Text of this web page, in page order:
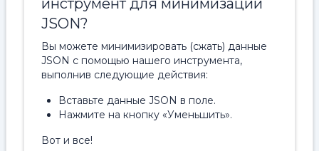
инструмент для минимизации
JSON?
Вы можете минимизировать (сжать) данные
JSON с помощью нашего инструмента,
выполнив следующие действия:
Вставьте данные JSON в поле.
Нажмите на кнопку «Уменьшить».
Вот и все!